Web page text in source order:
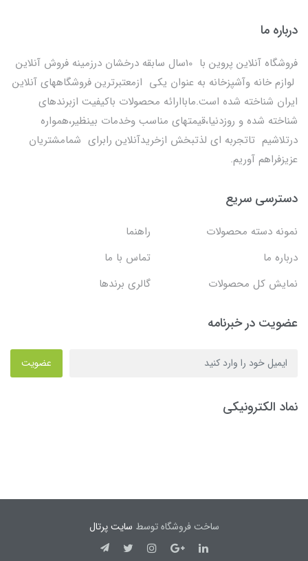
درباره ما
فروشگاه آنلاین پروین با 10سال سابقه درخشان درزمینه فروش آنلاین
لوازم خانه وآشپزخانه به عنوان یکی ازمعتبرترین فروشگاههای آنلاین
ایران شناخته شده است.ماباارائه محصولات باکیفیت ازبرندهای
شناخته شده و روزدنیا،قیمتهای مناسب وخدمات بینظیر،همواره
درتلاشیم تاتجربه ای لذتبخش ازخریدآنلاین رابرای شمامشتریان
عزیزفراهم آوریم.
دسترسی سریع
نمونه دسته محصولات
راهنما
درباره ما
تماس با ما
نمایش کل محصولات
گالری برندها
عضویت در خبرنامه
عضویت
نماد الکترونیکی
ساخت فروشگاه توسط سایت پرتال